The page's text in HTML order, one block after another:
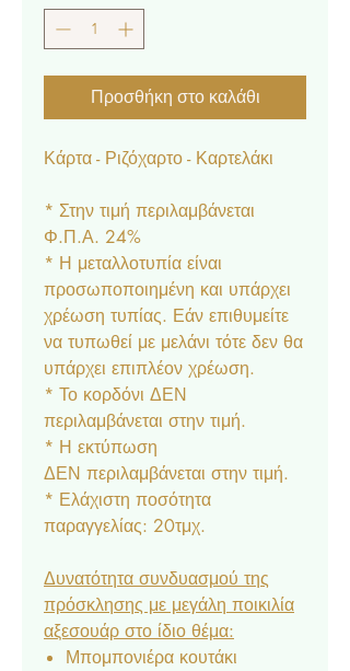
Προσθήκη στο καλάθι
Κάρτα - Ριζόχαρτο - Καρτελάκι
* Στην τιμή περιλαμβάνεται
Φ.Π.Α. 24%
* Η μεταλλοτυπία είναι
προσωποποιημένη και υπάρχει
χρέωση τυπίας. Εάν επιθυμείτε
να τυπωθεί με μελάνι τότε δεν θα
υπάρχει επιπλέον χρέωση.
* Το κορδόνι ΔΕΝ
περιλαμβάνεται στην τιμή.
* Η εκτύπωση
ΔΕΝ περιλαμβάνεται στην τιμή.
* Ελάχιστη ποσότητα
παραγγελίας: 20τμχ.
Δυνατότητα συνδυασμού της
πρόσκλησης με μεγάλη ποικιλία
αξεσουάρ στο ίδιο θέμα:
Μπομπονιέρα κουτάκι